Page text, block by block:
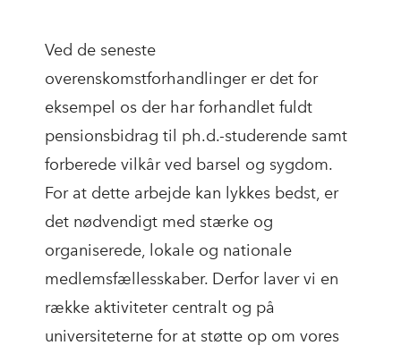
Ved de seneste
overenskomstforhandlinger er det for
eksempel os der har forhandlet fuldt
pensionsbidrag til ph.d.-studerende samt
forberede vilkår ved barsel og sygdom.
For at dette arbejde kan lykkes bedst, er
det nødvendigt med stærke og
organiserede, lokale og nationale
medlemsfællesskaber. Derfor laver vi en
række aktiviteter centralt og på
universiteterne for at støtte op om vores